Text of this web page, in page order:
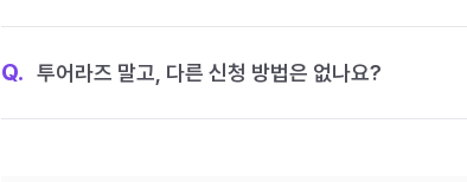
Q. 투어라즈 말고, 다른 신청 방법은 없나요?